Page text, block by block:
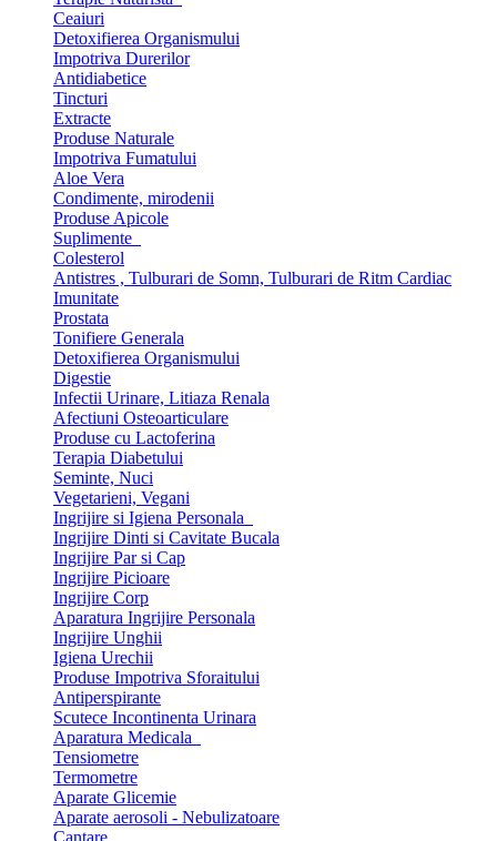
Ceaiuri
Detoxifierea Organismului
Impotriva Durerilor
Antidiabetice
Tincturi
Extracte
Produse Naturale
Impotriva Fumatului
Aloe Vera
Condimente, mirodenii
Produse Apicole
Suplimente
Colesterol
Antistres , Tulburari de Somn, Tulburari de Ritm Cardiac
Imunitate
Prostata
Tonifiere Generala
Detoxifierea Organismului
Digestie
Infectii Urinare, Litiaza Renala
Afectiuni Osteoarticulare
Produse cu Lactoferina
Terapia Diabetului
Seminte, Nuci
Vegetarieni, Vegani
Ingrijire si Igiena Personala
Ingrijire Dinti si Cavitate Bucala
Ingrijire Par si Cap
Ingrijire Picioare
Ingrijire Corp
Aparatura Ingrijire Personala
Ingrijire Unghii
Igiena Urechii
Produse Impotriva Sforaitului
Antiperspirante
Scutece Incontinenta Urinara
Aparatura Medicala
Tensiometre
Termometre
Aparate Glicemie
Aparate aerosoli - Nebulizatoare
Cantare